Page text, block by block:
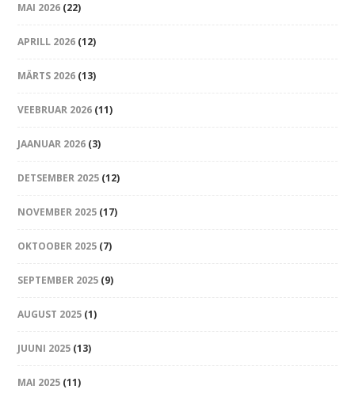
MAI 2026 (22)
APRILL 2026 (12)
MÄRTS 2026 (13)
VEEBRUAR 2026 (11)
JAANUAR 2026 (3)
DETSEMBER 2025 (12)
NOVEMBER 2025 (17)
OKTOOBER 2025 (7)
SEPTEMBER 2025 (9)
AUGUST 2025 (1)
JUUNI 2025 (13)
MAI 2025 (11)